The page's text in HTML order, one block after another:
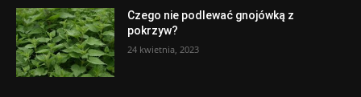
Czego nie podlewać gnojówką z
pokrzyw?
24 kwietnia, 2023